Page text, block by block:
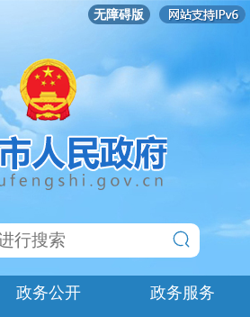
无障碍版
政务公开
政务服务